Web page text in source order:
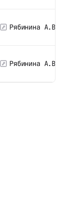
Рябинина А.В.
Рябинина А.В.